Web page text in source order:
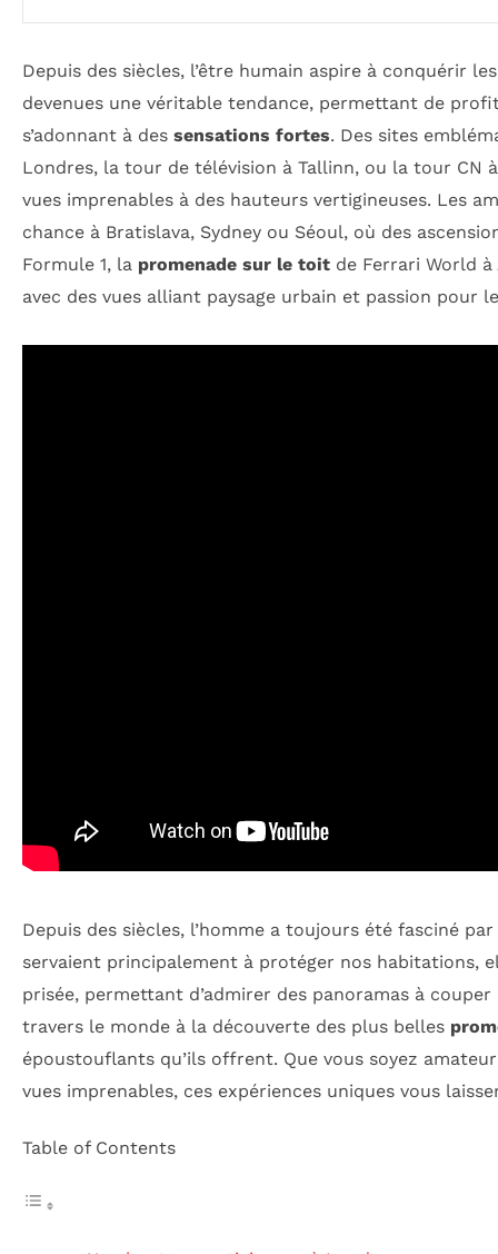
Depuis des siècles, l’être humain aspire à conquérir
devenues une véritable tendance, permettant de
s’adonnant à des sensations fortes. Des sites
Londres, la tour de télévision à Tallinn, ou la tour CN
vues imprenables à des hauteurs vertigineuses. Les
chance à Bratislava, Sydney ou Séoul, où des
Formule 1, la promenade sur le toit de Ferrari World
avec des vues alliant paysage urbain et passion pour
Depuis des siècles, l’homme a toujours été fasciné
servaient principalement à protéger nos habitations,
prisée, permettant d’admirer des panoramas à
travers le monde à la découverte des plus belles
époustouflants qu’ils offrent. Que vous soyez
vues imprenables, ces expériences uniques vous
Table of Contents